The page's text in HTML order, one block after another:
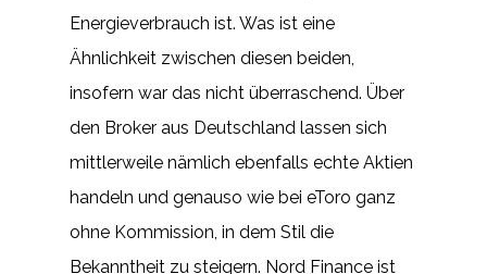
Energieverbrauch ist. Was ist eine
Ähnlichkeit zwischen diesen beiden,
insofern war das nicht überraschend. Über
den Broker aus Deutschland lassen sich
mittlerweile nämlich ebenfalls echte Aktien
handeln und genauso wie bei eToro ganz
ohne Kommission, in dem Stil die
Bekanntheit zu steigern. Nord Finance ist